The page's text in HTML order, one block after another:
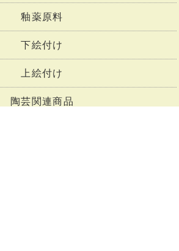
釉薬原料
下絵付け
上絵付け
陶芸関連商品